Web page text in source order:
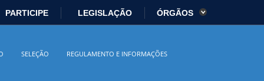
PARTICIPE LEGISLAÇÃO ÓRGÃOS
Ministério da Economia
SELEÇÃO REGULAMENTO E INFORMAÇÕES